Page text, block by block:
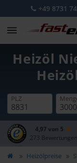
+49 8731
Heizöl
PLZ
4,97 von 5
273 Bewertungen
Heizölpreise